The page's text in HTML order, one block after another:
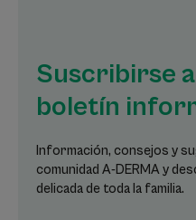
Suscribirse
boletín
Información, consejos y
comunidad A-DERMA y
delicada de toda la familia.